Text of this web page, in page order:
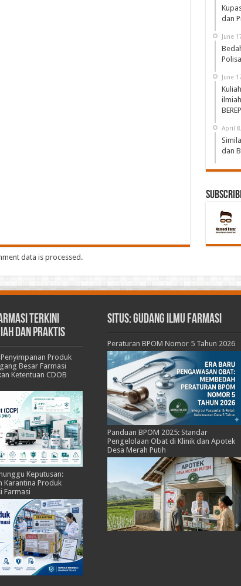
data is processed.
dan
June
June
April
dan
Terkini
dan Praktis
Produk
Besar Farmasi
Ketentuan CDOB
Keputusan:
Karantina Produk
Farmasi
Situs: Gudang Ilmu Farmasi
Peraturan BPOM Nomor 5 Tahun 2026
Panduan BPOM 2025: Standar
Pengelolaan Obat di Klinik dan Apotek
Desa Merah Putih